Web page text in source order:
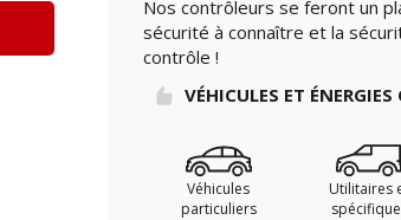
Nos contrôleurs se feront un
sécurité à connaître et la
contrôle !
VÉHICULES ET
Véhicules
particuliers
Utilitaires